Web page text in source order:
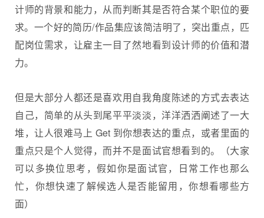
计师的背景和能力，从而判断其是否符合某个职位的要
求。一个好的简历/作品集应该简洁明了，突出重点，匹
配岗位需求，让雇主一目了然地看到设计师的价值和潜
力。
但是大部分人都还是喜欢用自我角度陈述的方式去表达
自己，简单的从头到尾平平淡淡，洋洋洒洒阐述了一大
堆，让人很难马上 Get 到你想表达的重点，或者里面的
重点只是个人觉得，而并不是面试官想看到的。（大家
可以多换位思考，假如你是面试官，日常工作也那么
忙，你想快速了解候选人是否能留用，你想看哪些方
面）